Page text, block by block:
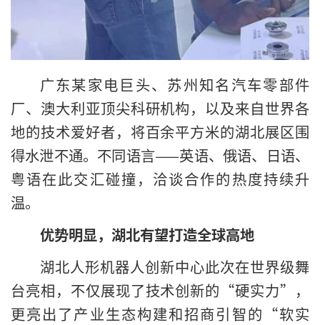
广东某家电巨头、苏州知名汽车零部件
厂、澳大利亚顶尖科研机构，以及来自世界各
地的技术爱好者，将百余平方米的湖北展区围
得水泄不通。不同语言——英语、俄语、日语、
粤语在此交汇碰撞，洽谈合作的热度持续升
温。
优势明显，湖北有望打造全球高地
湖北人形机器人创新中心此次在世界级舞
台亮相，不仅展现了技术创新的“硬实力”，
更亮出了产业生态构建和招商引智的“软实